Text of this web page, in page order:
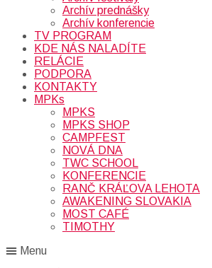
Archív prednášky
Archív konferencie
TV PROGRAM
KDE NÁS NALADÍTE
RELÁCIE
PODPORA
KONTAKTY
MPKs
MPKS
MPKS SHOP
CAMPFEST
NOVÁ DNA
TWC SCHOOL
KONFERENCIE
RANČ KRÁĽOVA LEHOTA
AWAKENING SLOVAKIA
MOST CAFÉ
TIMOTHY
Menu